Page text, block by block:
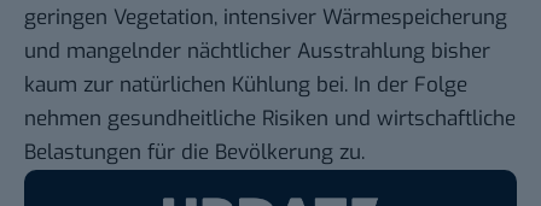
geringen Vegetation, intensiver Wärmespeicherung
und mangelnder nächtlicher Ausstrahlung bisher
kaum zur natürlichen Kühlung bei. In der Folge
nehmen gesundheitliche Risiken und wirtschaftliche
Belastungen für die Bevölkerung zu.